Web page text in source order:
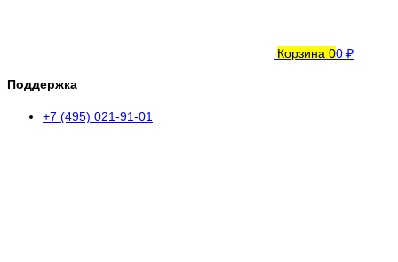
Корзина 00 ₽
Поддержка
+7 (495) 021-91-01